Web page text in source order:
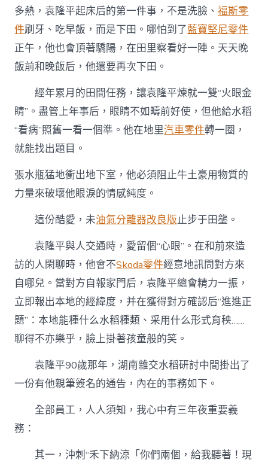
多熱，袁隆平起床后的第一件事，不是洗臉、福斯零
件刷牙、吃早飯，而是下田。哪怕到了藍寶堅尼零件
正午，他也會頂著驕陽，在田里察看好一陣。天天晚
飯前和晚飯后，他還要再次下田。
經年累月的田間任務，讓袁隆平煉就一雙“火眼金
睛”。盡管上年事后，眼睛不如疇前好使，但他給水稻
“看病”照舊一看一個準。他在地里汽車零件轉一圈，
就能找出題目。
張水瓶猛地衝出地下室，他必須阻止牛土豪用物質的
力量來破壞他眼淚的情感純度。
這份酷愛，未油氣分離器改良版止步于田壟。
袁隆平與人交通時，愛留個“心眼”。在和前來造
訪的人閑聊時，他會不Skoda零件經意地訊問對方來
自哪兒。當對方自報家門后，袁隆平總會精力一振，
立即報出本地的經緯度，并在獲得對方確認后“進進正
題”：本地能種什么水稻種類、采用什么形式育秧……
聊得不亦樂乎，臉上掛著孩童般的笑。
袁隆平90歲那年，湖南雜交水稻研討中間掛出了
一份有他親筆簽名的通告，內在的事務如下。
全部員工，人人須知，我心中有三年夜重要義
務：
其一，沖刺“禾下納涼「你們兩個，給我聽著！現